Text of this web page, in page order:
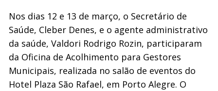
Nos dias 12 e 13 de março, o Secretário de
Saúde, Cleber Denes, e o agente administrativo
da saúde, Valdori Rodrigo Rozin, participaram
da Oficina de Acolhimento para Gestores
Municipais, realizada no salão de eventos do
Hotel Plaza São Rafael, em Porto Alegre. O